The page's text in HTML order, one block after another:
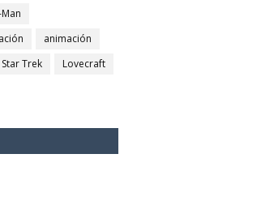
animación
Star Trek
Lovecraft